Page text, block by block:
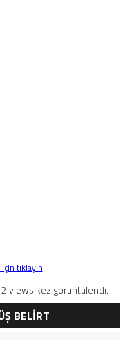
tıklayın
views kez görüntülendi.
BELİRT